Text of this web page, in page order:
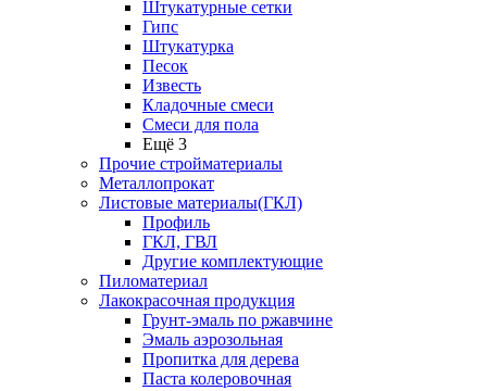
Штукатурные сетки
Гипс
Штукатурка
Песок
Известь
Кладочные смеси
Смеси для пола
Ещё 3
Прочие стройматериалы
Металлопрокат
Листовые материалы(ГКЛ)
Профиль
ГКЛ, ГВЛ
Другие комплектующие
Пиломатериал
Лакокрасочная продукция
Грунт-эмаль по ржавчине
Эмаль аэрозольная
Пропитка для дерева
Паста колеровочная